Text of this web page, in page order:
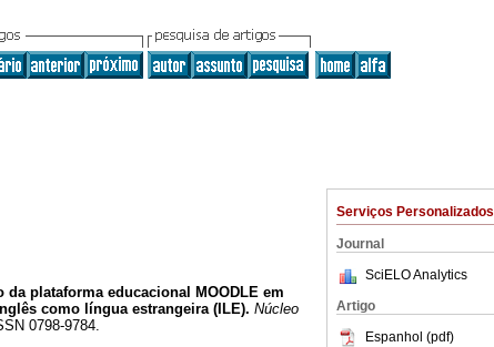
Serviços Personalizados
Journal
SciELO Analytics
Artigo
Espanhol (pdf)
da plataforma educacional MOODLE em
como língua estrangeira (ILE). Núcleo
0798-9784.